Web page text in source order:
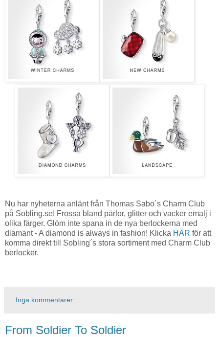
Nu har nyheterna anlänt från Thomas Sabo´s Charm Club
på Sobling.se! Frossa bland pärlor, glitter och vacker emalj i
olika färger. Glöm inte spana in de nya berlockerna med
diamant - A diamond is always in fashion! Klicka HÄR för att
komma direkt till Sobling´s stora sortiment med Charm Club
berlocker.
Inga kommentarer:
From Soldier To Soldier